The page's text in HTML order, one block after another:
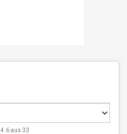
4.6 aus 33